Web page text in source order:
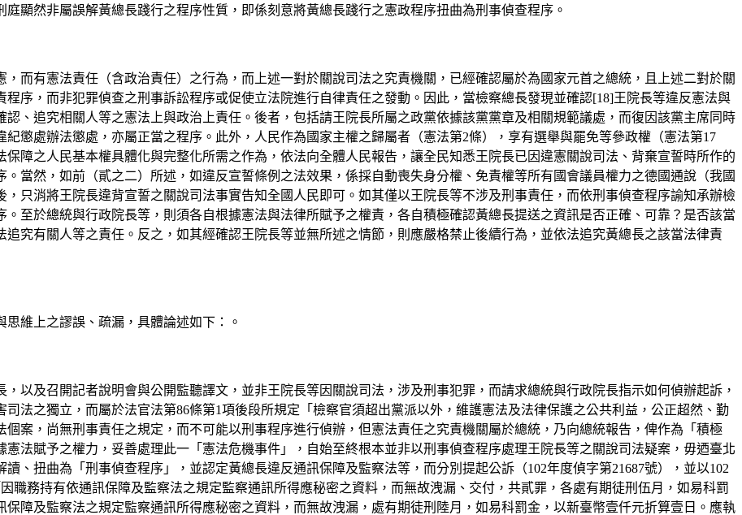
顯然非屬誤解黃總長踐行之程序性質，即係刻意將黃總長踐行之憲政程序扭曲為刑事偵查程序。
而有憲法責任（含政治責任）之行為，而上述一對於關說司法之究責機關，已經確認屬於為國家元首之總統，且上述二對於關
序，而非犯罪偵查之刑事訴訟程序或促使立法院進行自律責任之發動。因此，當檢察總長發現並確認[18]王院長等違反憲法與
、追究相關人等之憲法上與政治上責任。後者，包括請王院長所屬之政黨依據該黨黨章及相關規範議處，而復因該黨主席同時
懲處辦法懲處，亦屬正當之程序。此外，人民作為國家主權之歸屬者（憲法第2條），享有選舉與罷免等參政權（憲法第17
障之人民基本權具體化與完整化所需之作為，依法向全體人民報告，讓全民知悉王院長已因違憲關說司法、背棄宣誓時所作的
當然，如前（貳之二）所述，如違反宣誓條例之法效果，係採自動喪失身分權、免責權等所有國會議員權力之德國通說（我國
只消將王院長違背宣誓之關說司法事實告知全國人民即可。如其僅以王院長等不涉及刑事責任，而依刑事偵查程序諭知承辦檢
至於總統與行政院長等，則須各自根據憲法與法律所賦予之權責，各自積極確認黃總長提送之資訊是否正確、可靠？是否該當
究有關人等之責任。反之，如其經確認王院長等並無所述之情節，則應嚴格禁止後續行為，並依法追究黃總長之該當法律責
維上之謬誤、疏漏，具體論述如下：。
以及召開記者說明會與公開監聽譯文，並非王院長等因關說司法，涉及刑事犯罪，而請求總統與行政院長指示如何偵辦起訴，
法之獨立，而屬於法官法第86條第1項後段所規定「檢察官須超出黨派以外，維護憲法及法律保護之公共利益，公正超然、勤
案，尚無刑事責任之規定，而不可能以刑事程序進行偵辦，但憲法責任之究責機關屬於總統，乃向總統報告，俾作為「積極
法賦予之權力，妥善處理此一「憲法危機事件」，自始至終根本並非以刑事偵查程序處理王院長等之關說司法疑案，毋迺臺北
、扭曲為「刑事偵查程序」，並認定黃總長違反通訊保障及監察法等，而分別提起公訴（102年度偵字第21687號），並以102
職務持有依通訊保障及監察法之規定監察通訊所得應秘密之資料，而無故洩漏、交付，共貳罪，各處有期徒刑伍月，如易科罰
障及監察法之規定監察通訊所得應秘密之資料，而無故洩漏，處有期徒刑陸月，如易科罰金，以新臺幣壹仟元折算壹日。應執